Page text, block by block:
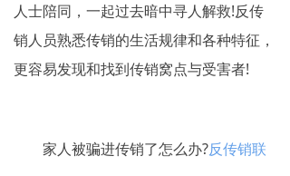
人士陪同，一起过去暗中寻人解救!反传
销人员熟悉传销的生活规律和各种特征，
更容易发现和找到传销窝点与受害者!
家人被骗进传销了怎么办?反传销联